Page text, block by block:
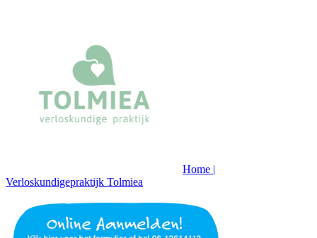
Home |
Verloskundigepraktijk Tolmiea